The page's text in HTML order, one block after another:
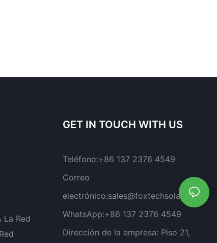
La Red
GET IN TOUCH WITH US
Teléfono:+86 137 2376 4549
Correo
electrónico:sales@foxtechsolar.com
WhatsApp:+86 137 2376 4549
Dirección de la empresa: Piso 21,